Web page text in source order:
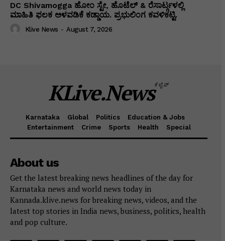
DC Shivamogga ಹೋಂ ಸ್ಟೇ, ಹೊಟೆಲ್ & ರೆಸಾರ್ಟ್ಗಳಲ್ಲಿ
ಮಾಹಿತಿ ಫಲಕ ಅಳವಡಿಕೆ ಕಡ್ಡಾಯ. ಪ್ರಭುಲಿಂಗ ಕವಳಿಕಟ್ಟಿ.
Klive News - August 7, 2026
KLive.Newsಕೆಲೈವ್
Karnataka Global Politics
Education & Jobs
Entertainment
Crime Sports Health Special
About us
Get the latest breaking news headlines of the day for
Karnataka news and world news today in
Kannada.klive.news for breaking news, videos, and the
latest top stories in India news, business, politics, health
and pop culture.